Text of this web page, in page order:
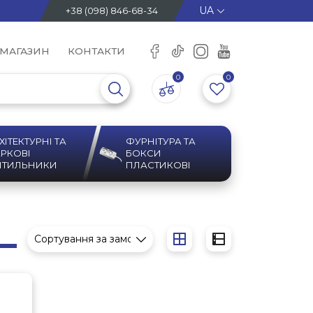
+38 (098) 846-68-34
КОНТАКТИ
0 0
ТА
ФУРНІТУРА ТА
БОКСИ
ПЛАСТИКОВІ